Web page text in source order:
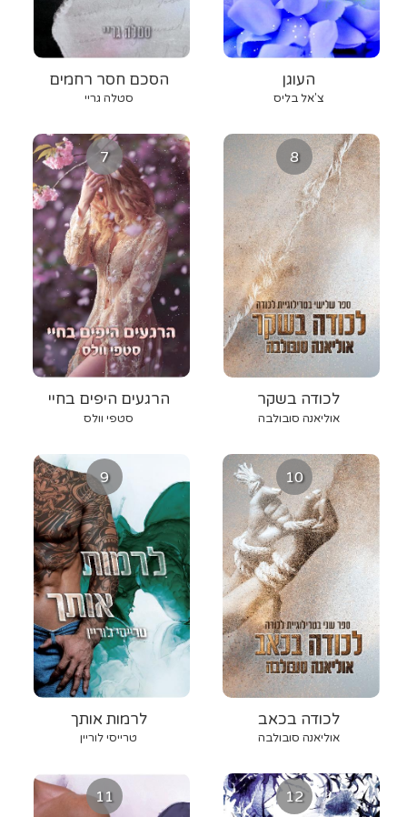
הסכם חסר רחמים
סטלה גריי
העוגן
צ'אל בליס
7
הרגעים היפים בחיי
סטפי וולס
8
לכודה בשקר
אוליאנה סובולבה
9
לרמות אותך
טרייסי לוריין
10
לכודה בכאב
אוליאנה סובולבה
11 12